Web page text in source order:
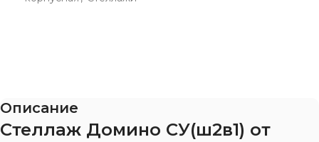
Описание
Стеллаж Домино СУ(ш2в1) от